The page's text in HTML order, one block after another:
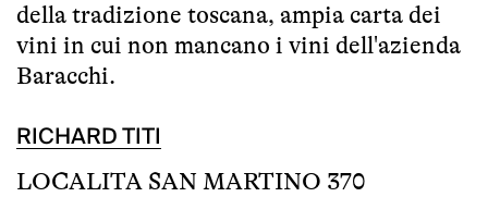
della tradizione toscana, ampia carta dei
vini in cui non mancano i vini dell'azienda
Baracchi.
RICHARD TITI
LOCALITA SAN MARTINO 370